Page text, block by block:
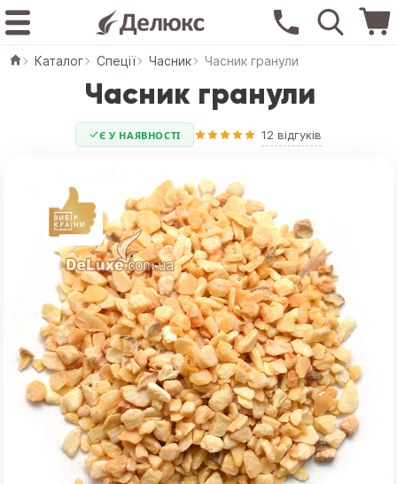
Каталог Спеції Часник Часник гранули
Часник гранули
Є У НАЯВНОСТІ 12 відгуків